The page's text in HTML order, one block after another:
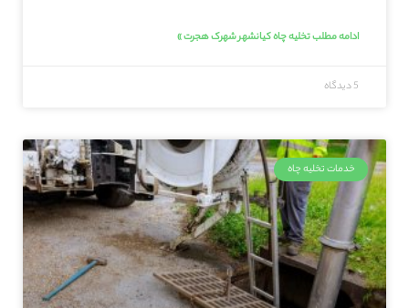
ادامه مطلب تخلیه چاه کیانشهر شهرک هجرت »
5 دیدگاه
خدمات تخلیه چاه